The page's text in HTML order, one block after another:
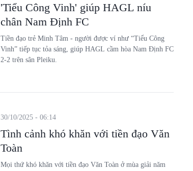
'Tiểu Công Vinh' giúp HAGL níu
chân Nam Định FC
Tiền đạo trẻ Minh Tâm - người được ví như “Tiểu Công
Vinh” tiếp tục tỏa sáng, giúp HAGL cầm hòa Nam Định FC
2-2 trên sân Pleiku.
Tình cảnh khó khăn với tiền đạo Văn
Toàn
30/10/2025 - 06:14
Mọi thứ khó khăn với tiền đạo Văn Toàn ở mùa giải năm